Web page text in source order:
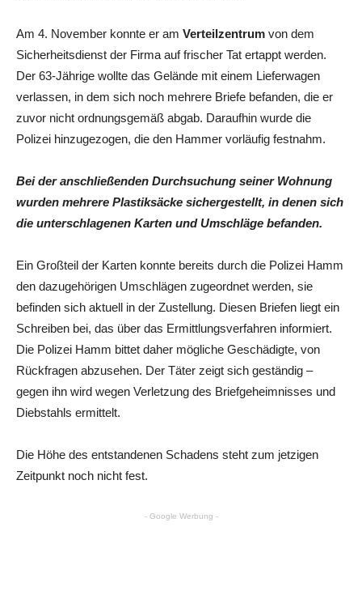
Am 4. November konnte er am Verteilzentrum von dem
Sicherheitsdienst der Firma auf frischer Tat ertappt werden.
Der 63-Jährige wollte das Gelände mit einem Lieferwagen
verlassen, in dem sich noch mehrere Briefe befanden, die er
zuvor nicht ordnungsgemäß abgab. Daraufhin wurde die
Polizei hinzugezogen, die den Hammer vorläufig festnahm.
Bei der anschließenden Durchsuchung seiner Wohnung
wurden mehrere Plastiksäcke sichergestellt, in denen sich
die unterschlagenen Karten und Umschläge befanden.
Ein Großteil der Karten konnte bereits durch die Polizei Hamm
den dazugehörigen Umschlägen zugeordnet werden, sie
befinden sich aktuell in der Zustellung. Diesen Briefen liegt ein
Schreiben bei, das über das Ermittlungsverfahren informiert.
Die Polizei Hamm bittet daher mögliche Geschädigte, von
Rückfragen abzusehen. Der Täter zeigt sich geständig –
gegen ihn wird wegen Verletzung des Briefgeheimnisses und
Diebstahls ermittelt.
Die Höhe des entstandenen Schadens steht zum jetzigen
Zeitpunkt noch nicht fest.
- Google Werbung -